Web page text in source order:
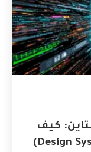
كيف
أنقذنا ‘نظام التصميم’ (Design System)